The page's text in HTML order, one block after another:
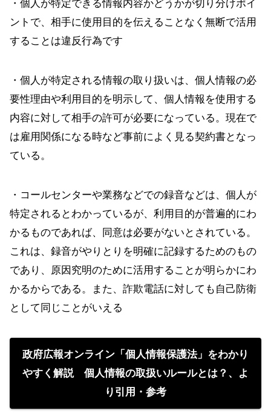
・個人が特定できる情報内容かどうかが切り分けポイ
ントで、相手に使用目的を伝えることなく無断で活用
することは違反行為です
・個人が特定される情報の取り扱いは、個人情報の必
要性理由や利用目的を明示して、個人情報を使用する
内容に対して相手の許可が必要になっている。現在で
は雇用関係になる時など事前によく見る契約書となっ
ている。
・コールセンターや業務などでの録音などは、個人が
特定されるとわかっているが、利用目的が普遍的にわ
かるものであれば、同意は必要がないとされている。
これは、録音がやりとりを明確に記録するためのもの
であり、原因究明のために活用することが明らかにわ
かるからである。また、詐欺電話に対しても自己防衛
として同じことがいえる
政府広報オンライン「個人情報保護法」をわかり
やすく解説 個人情報の取扱いルールとは？、よ
り引用・参考